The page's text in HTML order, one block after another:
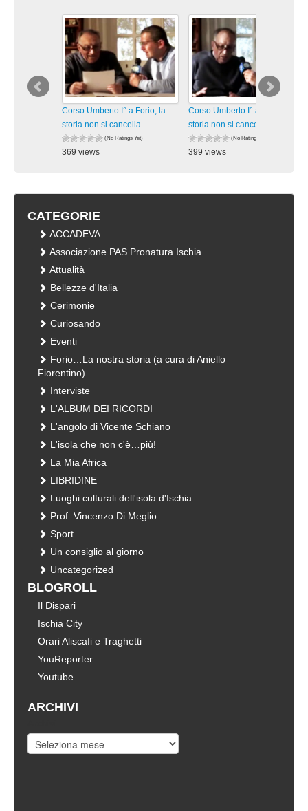
Corso Umberto I° a Forio, la
storia non si cancella.
(No Ratings Yet)
369 views
Corso Umberto I° a Forio, la
storia non si cancella.
(No Ratings Yet)
399 views
CATEGORIE
ACCADEVA …
Associazione PAS Pronatura Ischia
Attualità
Bellezze d'Italia
Cerimonie
Curiosando
Eventi
Forio…La nostra storia (a cura di Aniello
Fiorentino)
Interviste
L'ALBUM DEI RICORDI
L'angolo di Vicente Schiano
L'isola che non c'è…più!
La Mia Africa
LIBRIDINE
Luoghi culturali dell'isola d'Ischia
Prof. Vincenzo Di Meglio
Sport
Un consiglio al giorno
Uncategorized
BLOGROLL
Il Dispari
Ischia City
Orari Aliscafi e Traghetti
YouReporter
Youtube
ARCHIVI